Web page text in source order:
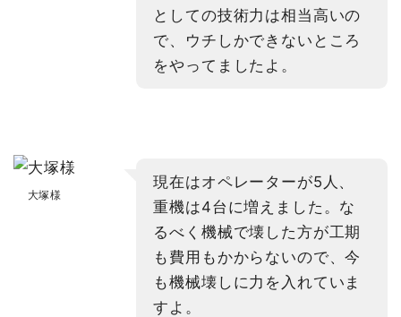
としての技術力は相当高いの
で、ウチしかできないところ
をやってましたよ。
大塚様
現在はオペレーターが5人、
重機は4台に増えました。な
るべく機械で壊した方が工期
も費用もかからないので、今
も機械壊しに力を入れていま
すよ。